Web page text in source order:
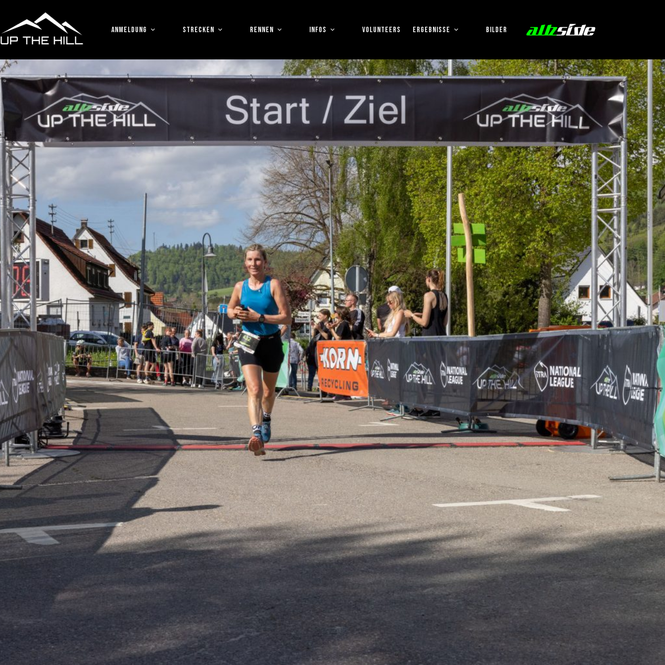
springen
ANMELDUNG STRECKEN RENNEN INFOS VOLUNTEERS ERGEBNISSE BILDER